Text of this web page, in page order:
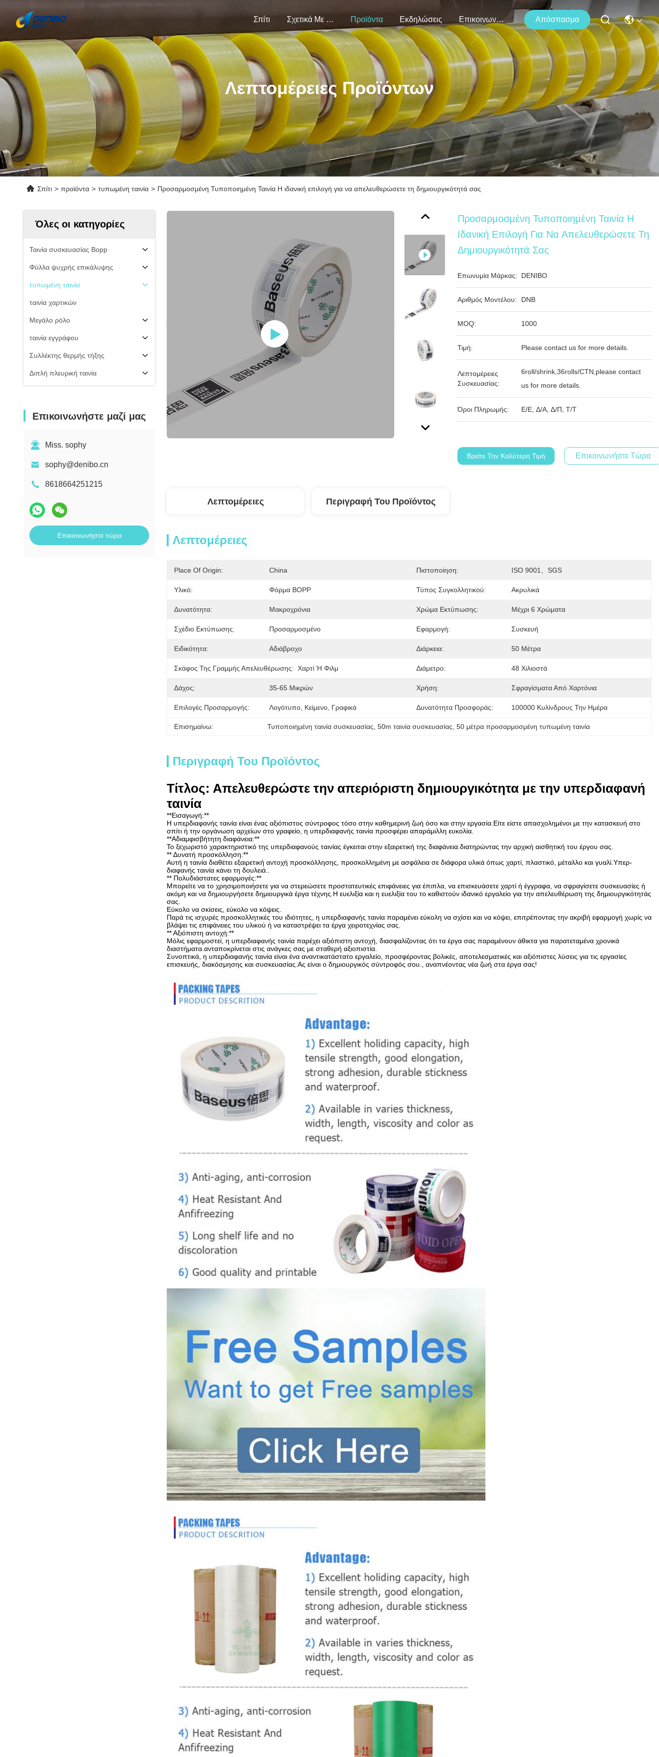
Σπίτι Σχετικά Με Εμάς Προϊόντα Εκδηλώσεις Επικοινωνήστε Μαζί Μας Απόσπασμα
Λεπτομέρειες Προϊόντων
Σπίτι > προϊόντα > τυπωμένη ταινία > Προσαρμοσμένη Τυποποιημένη Ταινία Η ιδανική επιλογή για να απελευθερώσετε τη δημιουργικότητά σας
Όλες οι κατηγορίες
Ταινία συσκευασίας Bopp
Φύλλα ψυχρής επικάλυψης
τυπωμένη ταινία
ταινία χαρτικών
Μεγάλο ρόλο
ταινία εγγράφου
Συλλέκτης θερμής τήξης
Διπλή πλευρική ταινία
Επικοινωνήστε μαζί μας
Miss. sophy
sophy@denibo.cn
8618664251215
Επικοινωνήστε τώρα
Προσαρμοσμένη Τυποποιημένη Ταινία Η
Ιδανική Επιλογή Για Να Απελευθερώσετε Τη
Δημιουργικότητά Σας
Επωνυμία Μάρκας: DENIBO
Αριθμός Μοντέλου: DNB
MOQ: 1000
Τιμή: Please contact us for more details.
Λεπτομέρειες
Συσκευασίας:
6roll/shrink,36rolls/CTN,please contact
us for more details.
Όροι Πληρωμής: Ε/Ε, Δ/Α, Δ/Π, Τ/Τ
Βρείτε Την Καλύτερη Τιμή Επικοινωνήστε Τώρα
Λεπτομέρειες Περιγραφή Του Προϊόντος
Λεπτομέρειες
Place Of Origin: China Πιστοποίηση: ISO 9001、SGS
Υλικό: Φόρμα BOPP Τύπος Συγκολλητικού: Ακρυλικά
Δυνατότητα: Μακροχρόνια Χρώμα Εκτύπωσης: Μέχρι 6 Χρώματα
Σχέδιο Εκτύπωσης: Προσαρμοσμένο Εφαρμογή: Συσκευή
Ειδικότητα: Αδιάβροχο Διάρκεια: 50 Μέτρα
Σκάφος Της Γραμμής Απελευθέρωσης: Χαρτί Ή Φιλμ Διάμετρο: 48 Χιλιοστά
Δάχος: 35-65 Μικρών Χρήση: Σφραγίσματα Από Χαρτόνια
Επιλογές Προσαρμογής: Λογότυπο, Κείμενο, Γραφικά Δυνατότητα Προσφοράς: 100000 Κυλίνδρους Την Ημέρα
Επισημαίνω: Τυποποιημένη ταινία συσκευασίας 50m ταινία συσκευασίας 50 μέτρα προσαρμοσμένη τυπωμένη ταινία
Περιγραφή Του Προϊόντος
Τίτλος: Απελευθερώστε την απεριόριστη δημιουργικότητα με την υπερδιαφανή
ταινία
**Εισαγωγή:**
Η υπερδιαφανής ταινία είναι ένας αξιόπιστος σύντροφος τόσο στην καθημερινή ζωή όσο και στην εργασία.Είτε είστε απασχολημένοι με την κατασκευή στο
σπίτι ή την οργάνωση αρχείων στο γραφείο, η υπερδιαφανής ταινία προσφέρει απαράμιλλη ευκολία.
**Αδιαμφισβήτητη διαφάνεια:**
Το ξεχωριστό χαρακτηριστικό της υπερδιαφανούς ταινίας έγκειται στην εξαιρετική της διαφάνεια.διατηρώντας την αρχική αισθητική του έργου σας.
** Δυνατή προσκόλληση:**
Αυτή η ταινία διαθέτει εξαιρετική αντοχή προσκόλλησης, προσκολλημένη με ασφάλεια σε διάφορα υλικά όπως χαρτί, πλαστικό, μέταλλο και γυαλί.Υπερ-
διαφανής ταινία κάνει τη δουλειά..
** Πολυδιάστατες εφαρμογές:**
Μπορείτε να το χρησιμοποιήσετε για να στερεώσετε προστατευτικές επιφάνειες για έπιπλα, να επισκευάσετε χαρτί ή έγγραφα, να σφραγίσετε συσκευασίες ή
ακόμη και να δημιουργήσετε δημιουργικά έργα τέχνης.Η ευελιξία και η ευελιξία του το καθιστούν ιδανικό εργαλείο για την απελευθέρωση της δημιουργικότητάς
σας.
Εύκολο να σκίσεις, εύκολο να κόψεις.
Παρά τις ισχυρές προσκολλητικές του ιδιότητες, η υπερδιαφανής ταινία παραμένει εύκολη να σχίσει και να κόψει, επιτρέποντας την ακριβή εφαρμογή χωρίς να
βλάψει τις επιφάνειες του υλικού ή να καταστρέψει τα έργα χειροτεχνίας σας.
** Αξιόπιστη αντοχή:**
Μόλις εφαρμοστεί, η υπερδιαφανής ταινία παρέχει αξιόπιστη αντοχή, διασφαλίζοντας ότι τα έργα σας παραμένουν άθικτα για παρατεταμένα χρονικά
διαστήματα.ανταποκρίνεται στις ανάγκες σας με σταθερή αξιοπιστία.
Συνοπτικά, η υπερδιαφανής ταινία είναι ένα αναντικατάστατο εργαλείο, προσφέροντας βολικές, αποτελεσματικές και αξιόπιστες λύσεις για τις εργασίες
επισκευής, διακόσμησης και συσκευασίας.Ας είναι ο δημιουργικός σύντροφός σου., αναπνέοντας νέα ζωή στα έργα σας!